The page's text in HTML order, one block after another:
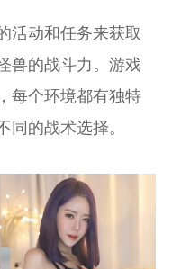
动和任务来获取
兽的战斗力。游戏
每个环境都有独特
的战术选择。